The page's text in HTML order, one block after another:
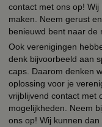
contact met ons op!
maken. Neem gerust
benieuwd bent naar de
Ook verenigingen
denk bijvoorbeeld aan
caps. Daarom denken
oplossing voor je
vrijblijvend contact met
mogelijkheden. Neem
ons op! Wij kunnen